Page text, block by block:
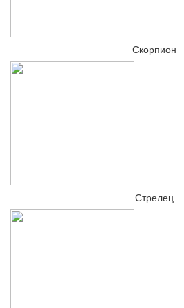
Скорпион
Стрелец